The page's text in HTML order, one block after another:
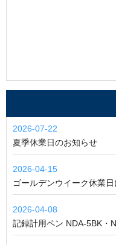
2026-07-22
夏季休業日のお知らせ
2026-04-15
ゴールデンウイーク休業
2026-04-08
記録計用ペン NDA-5BK・